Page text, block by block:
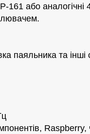
161 або аналогічні
паяльника та інші
Raspberry,